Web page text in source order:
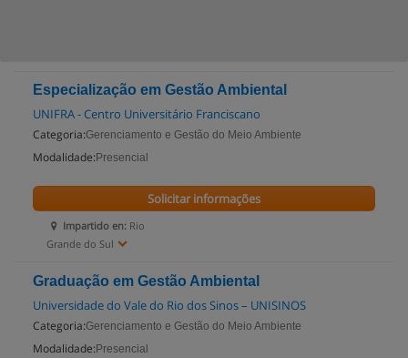
Especialização em Gestão Ambiental
UNIFRA - Centro Universitário Franciscano
Categoria:Gerenciamento e Gestão do Meio Ambiente
Modalidade: Presencial
Impartido en: Rio
Grande do Sul
Solicitar informações
Graduação em Gestão Ambiental
Universidade do Vale do Rio dos Sinos – UNISINOS
Categoria:Gerenciamento e Gestão do Meio Ambiente
Modalidade: Presencial